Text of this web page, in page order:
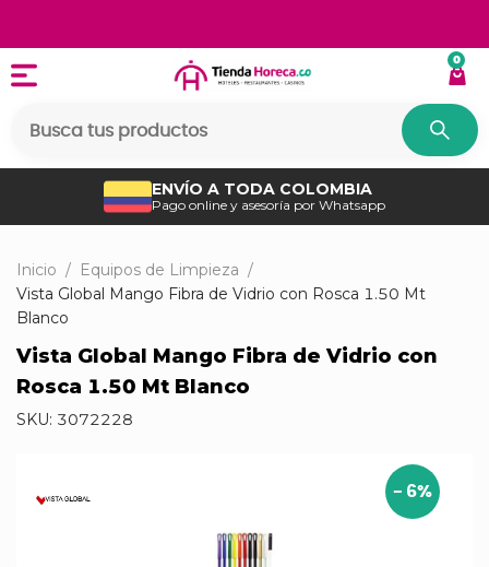
0
ENVÍO A TODA COLOMBIA
Pago online y asesoría por Whatsapp
Inicio / Equipos de Limpieza /
Vista Global Mango Fibra de Vidrio con Rosca 1.50 Mt
Blanco
Vista Global Mango Fibra de Vidrio con
Rosca 1.50 Mt Blanco
SKU: 3072228
- 6%